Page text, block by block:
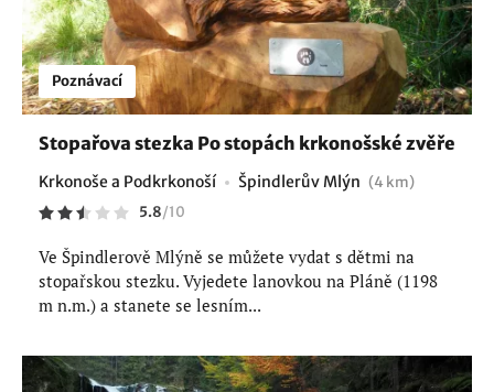
Poznávací
Stopařova stezka Po stopách krkonošské zvěře
Krkonoše a Podkrkonoší Špindlerův Mlýn (4 km)
5.8/10
Ve Špindlerově Mlýně se můžete vydat s dětmi na
stopařskou stezku. Vyjedete lanovkou na Pláně (1198
m n.m.) a stanete se lesním...